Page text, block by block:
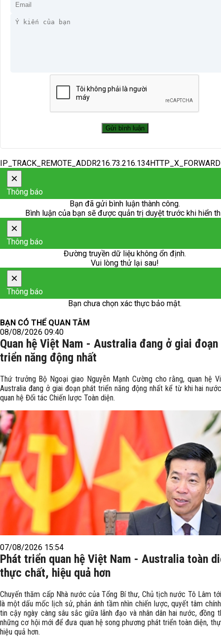
×
Thông báo
Bạn đã gửi bình luận thành công.
Bình luận của bạn sẽ được quản trị duyệt trước khi hiển
×
Thông báo
Đường truyền dữ liệu không ổn định.
Vui lòng thử lại sau!
×
Thông báo
Bạn chưa chọn xác thực bảo mật.
BẠN CÓ THỂ QUAN TÂM
08/08/2026 09:40
Quan hệ Việt Nam - Australia đang ở giai
triển năng động nhất
Thứ trưởng Bộ Ngoại giao Nguyễn Mạnh Cường cho rằng, quan hệ
Australia đang ở giai đoạn phát triển năng động nhất kể từ khi hai
quan hệ Đối tác Chiến lược Toàn diện.
07/08/2026 15:54
Phát triển quan hệ Việt Nam - Australia toàn
thực chất, hiệu quả hơn
Chuyến thăm cấp Nhà nước của Tổng Bí thư, Chủ tịch nước Tô Lâm
là một dấu mốc lịch sử, phản ánh tầm nhìn chiến lược, quyết tâm
tin cậy ngày càng sâu sắc giữa lãnh đạo và nhân dân hai nước, đồng
những cơ hội mới để đưa quan hệ song phương phát triển toàn diện,
hiệu quả hơn.